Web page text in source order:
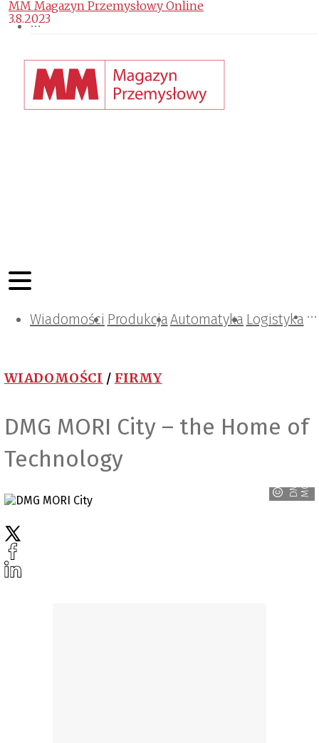
Wiadomości ProdukcjaAutomatyka Logistyka
Projektowanie i konstrukcje
Zarządzanie i IT
Tematy specjalne
WIADOMOŚCI / FIRMY
DMG MORI City – the Home of
Technology
D
M
G
M
O
RI
MM Magazyn Przemysłowy Online
3.8.2023